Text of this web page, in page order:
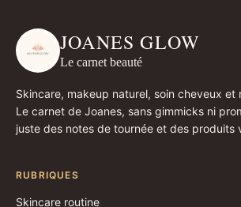
JOANES GLOW
Le carnet beauté
Skincare, makeup naturel, soin cheveux et
Le carnet de Joanes, sans gimmicks ni
juste des notes de tournée et des produits
RUBRIQUES
Skincare routine